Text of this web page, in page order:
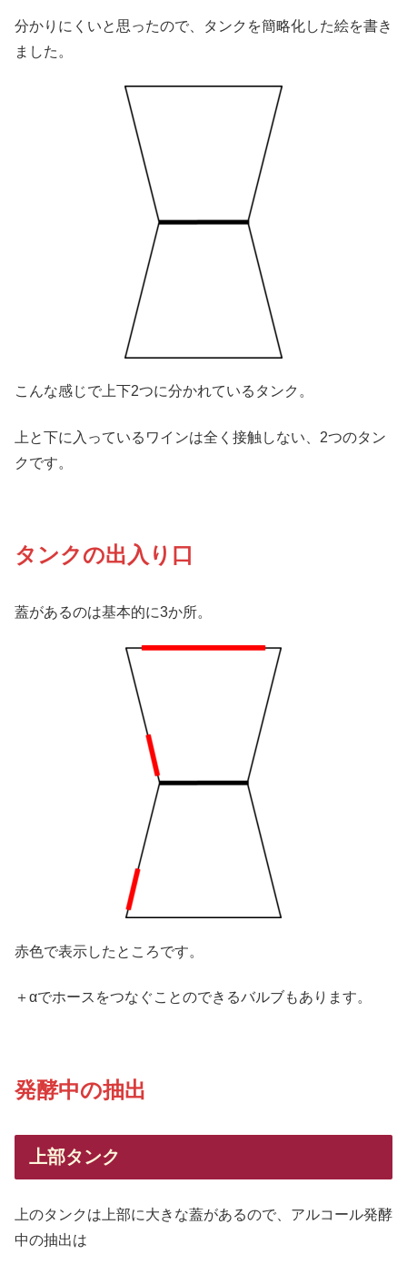
分かりにくいと思ったので、タンクを簡略化した絵を書き
ました。
こんな感じで上下2つに分かれているタンク。
上と下に入っているワインは全く接触しない、2つのタン
クです。
タンクの出入り口
蓋があるのは基本的に3か所。
赤色で表示したところです。
＋αでホースをつなぐことのできるバルブもあります。
発酵中の抽出
上部タンク
上のタンクは上部に大きな蓋があるので、アルコール発酵
中の抽出は